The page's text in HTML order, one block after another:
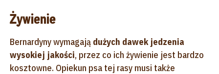
Żywienie
Bernardyny wymagają dużych dawek jedzenia
wysokiej jakości, przez co ich żywienie jest bardzo
kosztowne. Opiekun psa tej rasy musi także